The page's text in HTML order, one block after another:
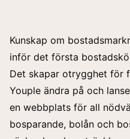
Kunskap om
inför det första
Det skapar otrygghet för
Youple ändra på och
en webbplats för all
bosparande, bolån och